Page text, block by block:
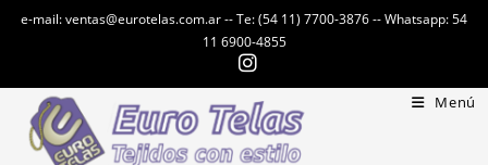
e-mail: ventas@eurotelas.com.ar -- Te: (54 11) 7700-3876 -- Whatsapp: 54
11 6900-4855
Menú